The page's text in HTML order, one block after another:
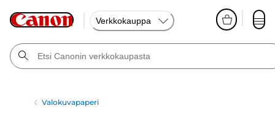
Verkkokauppa
Valokuvapaperi